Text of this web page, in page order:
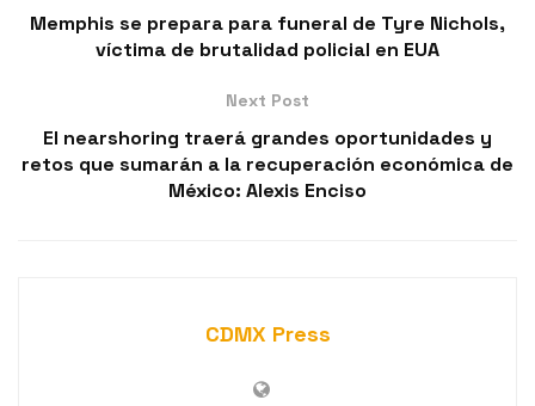
Memphis se prepara para funeral de Tyre Nichols,
víctima de brutalidad policial en EUA
Next Post
El nearshoring traerá grandes oportunidades y
retos que sumarán a la recuperación económica de
México: Alexis Enciso
CDMX Press